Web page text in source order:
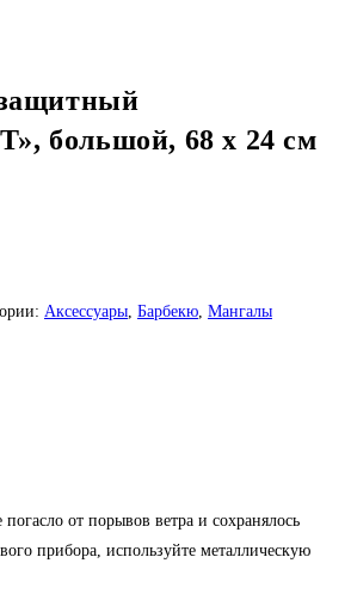
большой, 68 х 24 см
Аксессуары, Барбекю, Мангалы
от порывов ветра и сохранялось
прибора, используйте металлическую